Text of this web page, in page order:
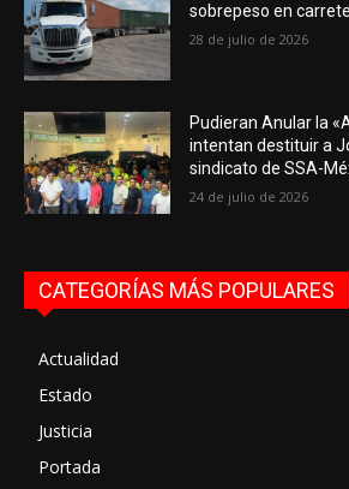
sobrepeso en
28 de julio de 2026
Pudieran Anular la
intentan destituir a
sindicato de SSA-
24 de julio de 2026
CATEGORÍAS MÁS POPULARES
Actualidad
Estado
Justicia
Portada